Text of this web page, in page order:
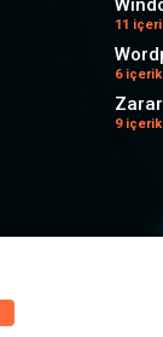
11
6 içerik
9 içerik